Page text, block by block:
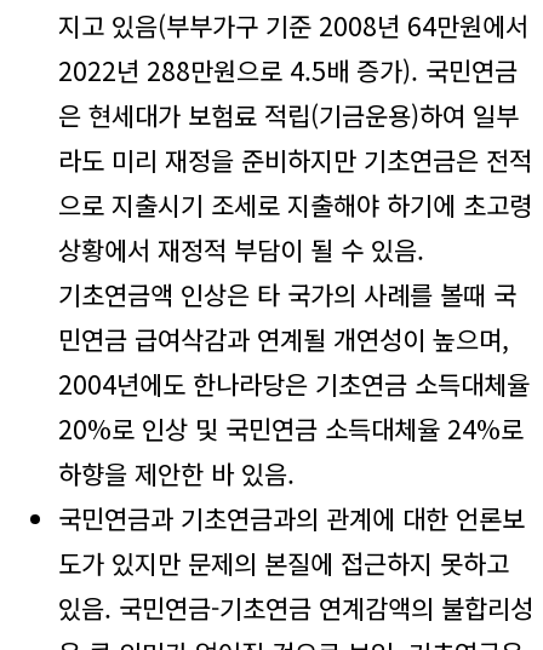
지고 있음(부부가구 기준 2008년 64만원에서
2022년 288만원으로 4.5배 증가). 국민연금
은 현세대가 보험료 적립(기금운용)하여 일부
라도 미리 재정을 준비하지만 기초연금은 전적
으로 지출시기 조세로 지출해야 하기에 초고령
상황에서 재정적 부담이 될 수 있음.
기초연금액 인상은 타 국가의 사례를 볼때 국
민연금 급여삭감과 연계될 개연성이 높으며,
2004년에도 한나라당은 기초연금 소득대체율
20%로 인상 및 국민연금 소득대체율 24%로
하향을 제안한 바 있음.
국민연금과 기초연금과의 관계에 대한 언론보
도가 있지만 문제의 본질에 접근하지 못하고
있음. 국민연금-기초연금 연계감액의 불합리성